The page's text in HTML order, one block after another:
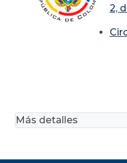
2,
Más detalles